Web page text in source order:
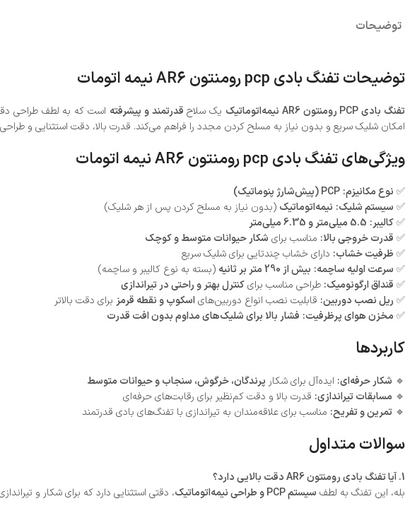
توضیحات
توضیحات تفنگ بادی pcp رومنتون AR6 نیمه اتومات
تفنگ بادی PCP رومنتون AR6 نیمه‌اتوماتیک یک سلاح قدرتمند و پیشرفته است که به لطف طراحی
امکان شلیک سریع و بدون نیاز به مسلح کردن مجدد را فراهم می‌کند. قدرت بالا، دقت استثنایی و
ویژگی‌های تفنگ بادی pcp رومنتون AR6 نیمه اتومات
✅ نوع مکانیزم: PCP (پیش‌شارژ پنوماتیک)
✅ سیستم شلیک: نیمه‌اتوماتیک (بدون نیاز به مسلح کردن پس از هر شلیک)
✅کالیبر: 5.5 میلی‌متر و 6.35 میلی‌متر
✅ قدرت خروجی بالا: مناسب برای شکار حیوانات متوسط و کوچک
✅ ظرفیت خشاب: دارای خشاب چندتایی برای شلیک سریع
✅ سرعت اولیه ساچمه: بیش از 290 متر بر ثانیه
(بسته به نوع کالیبر و ساچمه)
✅ قنداق ارگونومیک: طراحی مناسب برایکنترل بهتر و راحتی در تیراندازی
✅ ریل نصب دوربین: قابلیت نصب انواع دوربین‌های اسکوپ و نقطه قرمز برای دقت بالاتر
✅ مخزن هوای پرظرفیت: فشار بالا برای شلیک‌های مداوم بدون افت قدرت
کاربردها
🔹 شکار حرفه‌ای: ایده‌آل برای شکار پرندگان، خرگوش، سنجاب و حیوانات متوسط
🔹 مسابقات تیراندازی: قدرت بالا و دقت کم‌نظیر برای رقابت‌های حرفه‌ای
🔹 تمرین و تفریح: مناسب برای علاقه‌مندان به تیراندازی با تفنگ‌های بادی قدرتمند
سوالات متداول
1. آیا تفنگ بادی رومنتون AR6 دقت بالایی دارد؟
بله، این تفنگ به لطف سیستم PCP و طراحی نیمه‌اتوماتیک
، دقتی استثنایی دارد که برای شکار و